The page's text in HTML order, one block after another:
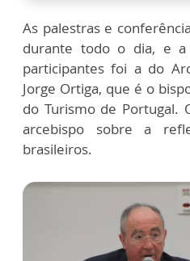
As palestras e
durante todo o dia, e a
participantes foi a do
Jorge Ortiga, que é o
do Turismo de Portugal.
arcebispo sobre a
brasileiros.